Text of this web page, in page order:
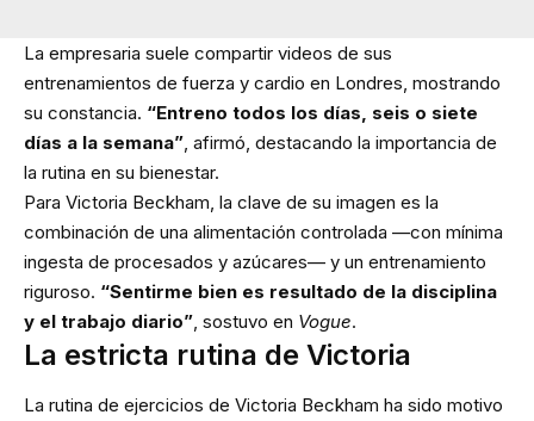
La empresaria suele compartir videos de sus
entrenamientos de fuerza y cardio en Londres, mostrando
su constancia. “Entreno todos los días, seis o siete
días a la semana” , afirmó, destacando la importancia de
la rutina en su bienestar.
Para Victoria Beckham, la clave de su imagen es la
combinación de una alimentación controlada —con mínima
ingesta de procesados y azúcares— y un entrenamiento
riguroso. “Sentirme bien es resultado de la disciplina
y el trabajo diario” , sostuvo en Vogue.
La estricta rutina de Victoria
La rutina de ejercicios de Victoria Beckham ha sido motivo